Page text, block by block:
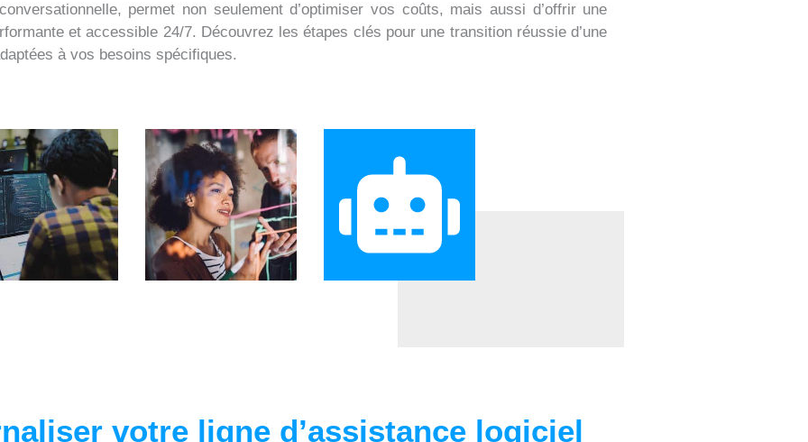
permet non seulement d’optimiser vos coûts, mais aussi d’offrir une
et accessible 24/7. Découvrez les étapes clés pour une transition réussie d’une
à vos besoins spécifiques.
votre ligne d’assistance logiciel